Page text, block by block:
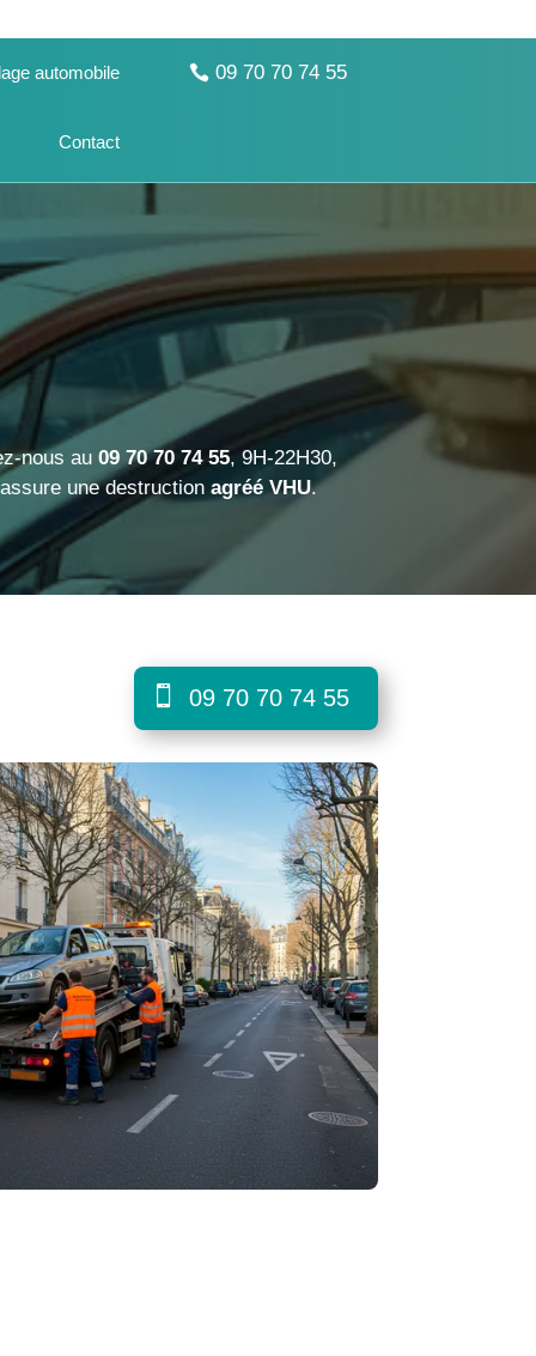
automobile
Contact
09 70 70 74 55
nous au 09 70 70 74 55, 9H-22H30,
une destruction agréé VHU.
 09 70 70 74 55